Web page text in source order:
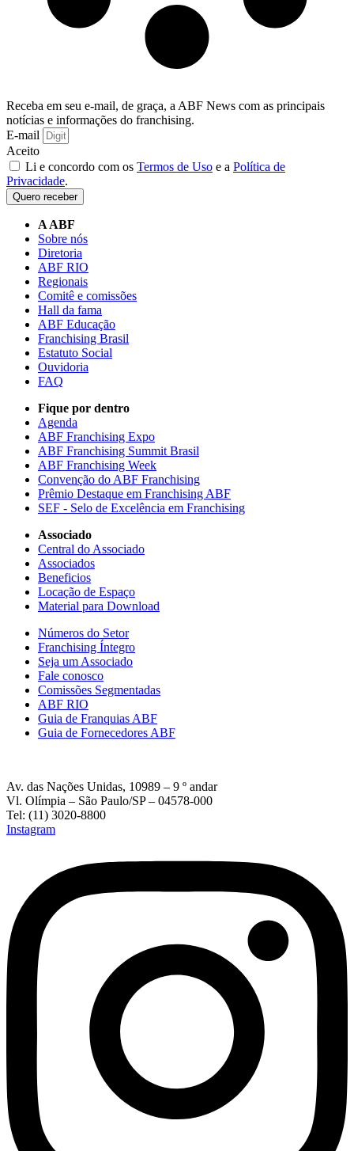
Receba em seu e-mail, de graça, a ABF News com as principais
notícias e informações do franchising.
E-mail
Aceito
Li e concordo com os Termos de Uso e a Política de
Privacidade.
Quero receber
A ABF
Sobre nós
Diretoria
ABF RIO
Regionais
Comitê e comissões
Hall da fama
ABF Educação
Franchising Brasil
Estatuto Social
Ouvidoria
FAQ
Fique por dentro
Agenda
ABF Franchising Expo
ABF Franchising Summit Brasil
ABF Franchising Week
Convenção do ABF Franchising
Prêmio Destaque em Franchising ABF
SEF - Selo de Excelência em Franchising
Associado
Central do Associado
Associados
Beneficios
Locação de Espaço
Material para Download
Números do Setor
Franchising Íntegro
Seja um Associado
Fale conosco
Comissões Segmentadas
ABF RIO
Guia de Franquias ABF
Guia de Fornecedores ABF
Av. das Nações Unidas, 10989 – 9 º andar
Vl. Olímpia – São Paulo/SP – 04578-000
Tel: (11) 3020-8800
Instagram